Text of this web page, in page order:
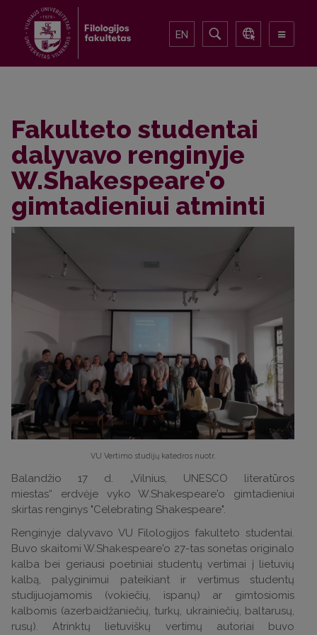
EN
Fakulteto studentai
dalyvavo renginyje
W.Shakespeare'o
gimtadieniui atminti
VU Vertimo studijų katedros nuotr.
Balandžio 17 d. „Vilnius, UNESCO literatūros
miestas“ erdvėje vyko W.Shakespeare'o gimtadieniui
skirtas renginys "Celebrating Shakespeare".
Renginyje dalyvavo VU Filologijos fakulteto studentai.
Buvo skaitomi W.Shakespeare'o 27-tas sonetas originalo
kalba bei geriausi poetiniai studentų vertimai į lietuvių
kalbą, palyginimui pateikiant ir vertimus studentų
studijuojamomis (vokiečių, ispanų) ar gimtosiomis
kalbomis (azerbaidžaniečių, turkų, ukrainiečių, baltarusų,
rusų). Atrinktų lietuviškų vertimų autoriai buvo